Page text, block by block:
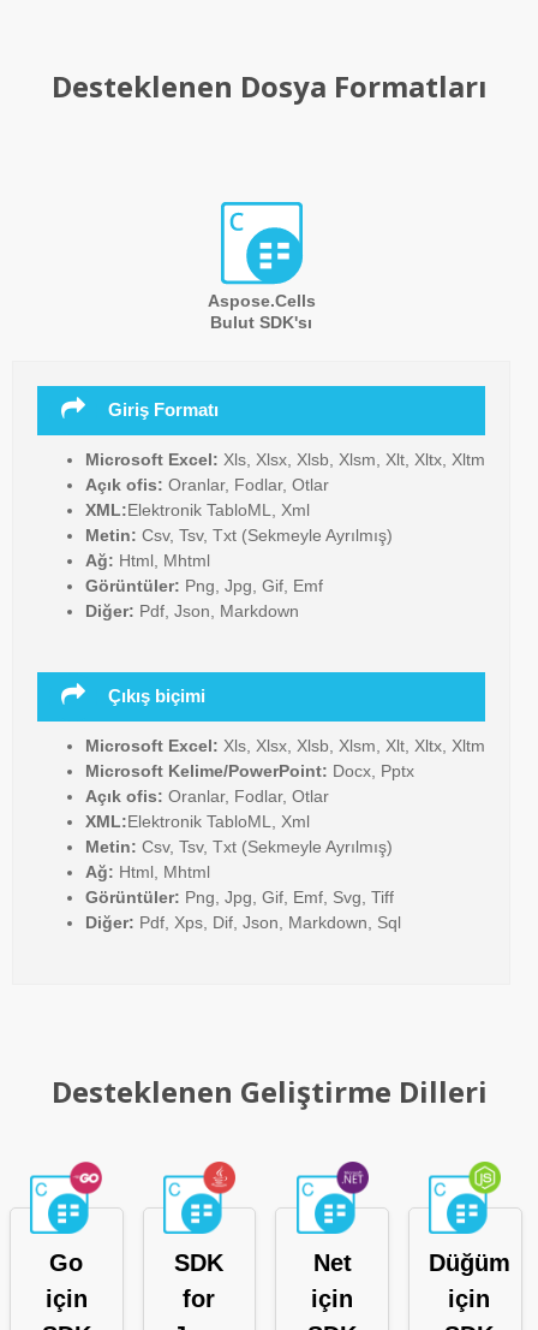
Desteklenen Dosya Formatları
Giriş Formatı
Microsoft Excel: Xls, Xlsx, Xlsb, Xlsm, Xlt, Xltx, Xltm
Açık ofis: Oranlar, Fodlar, Otlar
XML:Elektronik TabloML, Xml
Metin: Csv, Tsv, Txt (Sekmeyle Ayrılmış)
Ağ: Html, Mhtml
Görüntüler: Png, Jpg, Gif, Emf
Diğer: Pdf, Json, Markdown
Çıkış biçimi
Microsoft Excel: Xls, Xlsx, Xlsb, Xlsm, Xlt, Xltx, Xltm
Microsoft Kelime/PowerPoint: Docx, Pptx
Açık ofis: Oranlar, Fodlar, Otlar
XML:Elektronik TabloML, Xml
Metin: Csv, Tsv, Txt (Sekmeyle Ayrılmış)
Ağ: Html, Mhtml
Görüntüler: Png, Jpg, Gif, Emf, Svg, Tiff
Diğer: Pdf, Xps, Dif, Json, Markdown, Sql
Aspose.Cells
Bulut SDK'sı
Desteklenen Geliştirme Dilleri
Go
için
SDK
for
Net
için
Düğüm
için